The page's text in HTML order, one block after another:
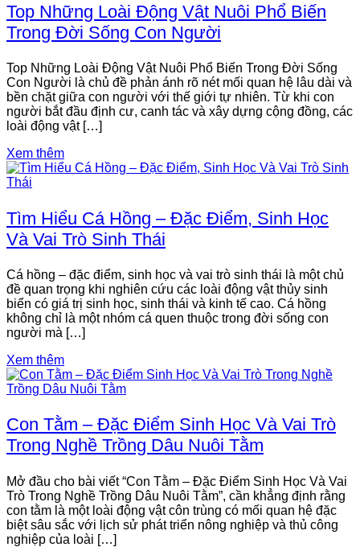
Top Những Loài Động Vật Nuôi Phổ Biến
Trong Đời Sống Con Người
Top Những Loài Động Vật Nuôi Phổ Biến Trong Đời Sống
Con Người là chủ đề phản ánh rõ nét mối quan hệ lâu dài và
bền chặt giữa con người với thế giới tự nhiên. Từ khi con
người bắt đầu định cư, canh tác và xây dựng cộng đồng, các
loài động vật […]
Xem thêm
Tìm Hiểu Cá Hồng – Đặc Điểm, Sinh Học
Và Vai Trò Sinh Thái
Cá hồng – đặc điểm, sinh học và vai trò sinh thái là một chủ
đề quan trọng khi nghiên cứu các loài động vật thủy sinh
biển có giá trị sinh học, sinh thái và kinh tế cao. Cá hồng
không chỉ là một nhóm cá quen thuộc trong đời sống con
người mà […]
Xem thêm
Con Tằm – Đặc Điểm Sinh Học Và Vai Trò
Trong Nghề Trồng Dâu Nuôi Tằm
Mở đầu cho bài viết “Con Tằm – Đặc Điểm Sinh Học Và Vai
Trò Trong Nghề Trồng Dâu Nuôi Tằm”, cần khẳng định rằng
con tằm là một loài động vật côn trùng có mối quan hệ đặc
biệt sâu sắc với lịch sử phát triển nông nghiệp và thủ công
nghiệp của loài […]